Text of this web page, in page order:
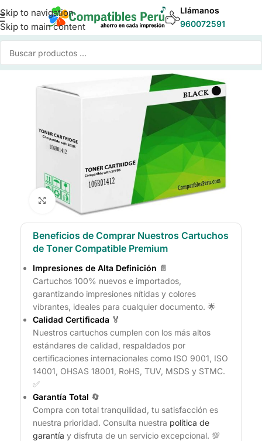
Skip to navigation
Skip to main content
Llámanos
960072591
Inicio/Toner para Impresoras/Toner Compatible Xerox
Click to enlarge
Beneficios de Comprar Nuestros Cartuchos
de Toner Compatible Premium
Impresiones de Alta Definición 📄
Cartuchos 100% nuevos e importados,
garantizando impresiones nítidas y colores
vibrantes, ideales para cualquier documento. 🌟
Calidad Certificada 🏅
Nuestros cartuchos cumplen con los más altos
estándares de calidad, respaldados por
certificaciones internacionales como ISO 9001, ISO
14001, OHSAS 18001, RoHS, TUV, MSDS y STMC.
✅
Garantía Total 🔄
Compra con total tranquilidad, tu satisfacción es
nuestra prioridad. Consulta nuestra política de
garantía y disfruta de un servicio excepcional. 💯